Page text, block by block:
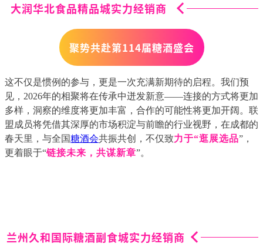
大润华北食品精品城实力经销商
聚势共赴第114届糖酒盛会
这不仅是惯例的参与，更是一次充满新期待的启程。我们预
见，2026年的相聚将在传承中迸发新意——连接的方式将更加
多样，洞察的维度将更加丰富，合作的可能性将更加开阔。联
盟成员将凭借其深厚的市场积淀与前瞻的行业视野，在成都的
春天里，与全国糖酒会共振共创，不仅致力于“逛展选品”，
更着眼于“链接未来，共谋新章”。
兰州久和国际糖酒副食城实力经销商